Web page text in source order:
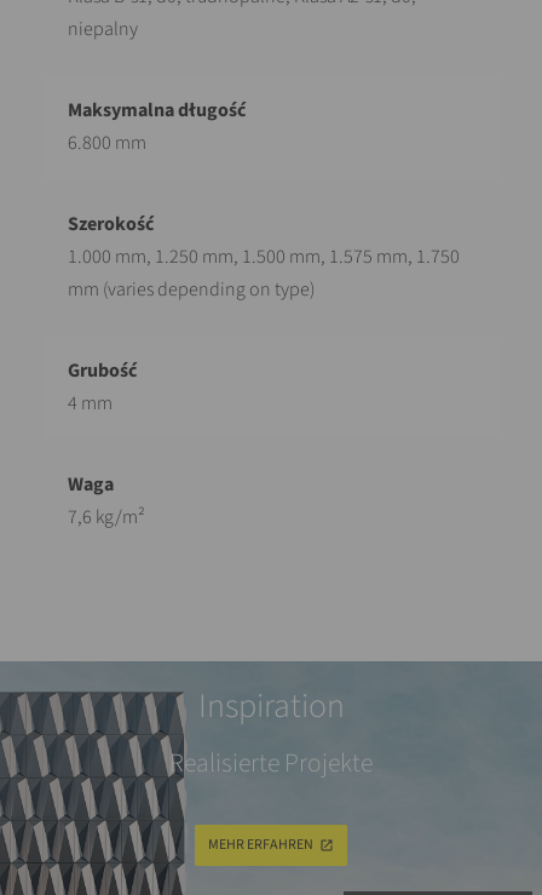
niepalny
6.800 mm
1.000 mm, 1.250 mm, 1.500 mm, 1.575 mm, 1.750
mm (varies depending on type)
4 mm
7,6 kg/m²
Inspiration
Realisierte Projekte
MEHR ERFAHREN